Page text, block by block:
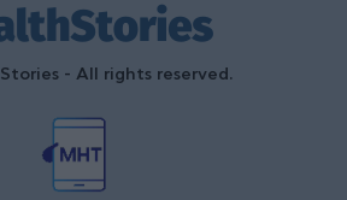
- All rights reserved.